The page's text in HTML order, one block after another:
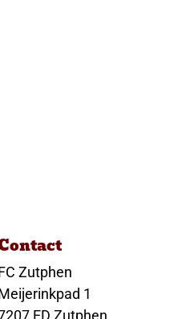
Zutphen
1
ED Zutphen